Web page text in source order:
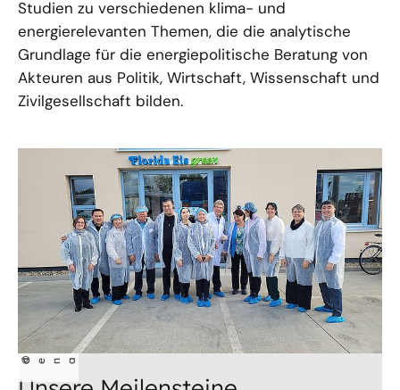
Studien zu verschiedenen klima- und
energierelevanten Themen, die die analytische
Grundlage für die energiepolitische Beratung von
Akteuren aus Politik, Wirtschaft, Wissenschaft und
Zivilgesellschaft bilden.
© dena